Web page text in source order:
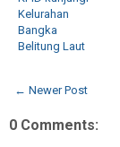
Kelurahan
Bangka
Belitung Laut
← Newer Post
0 Comments: